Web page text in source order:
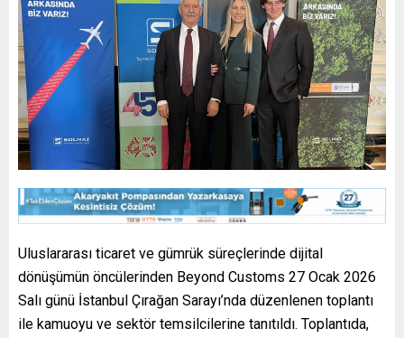
Uluslararası ticaret ve gümrük süreçlerinde dijital
dönüşümün öncülerinden Beyond Customs 27 Ocak 2026
Salı günü İstanbul Çırağan Sarayı’nda düzenlenen toplantı
ile kamuoyu ve sektör temsilcilerine tanıtıldı. Toplantıda,